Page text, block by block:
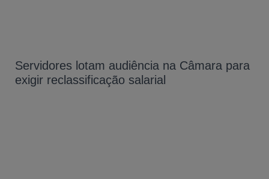
Servidores lotam audiência na Câmara para
exigir reclassificação salarial